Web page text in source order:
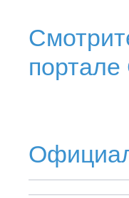
портале